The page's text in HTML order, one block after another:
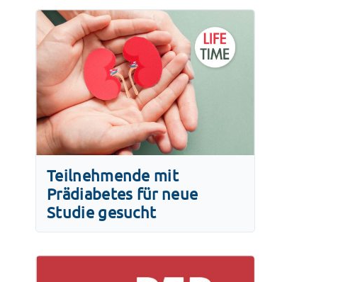
Teilnehmende mit
Prädiabetes für neue
Studie gesucht